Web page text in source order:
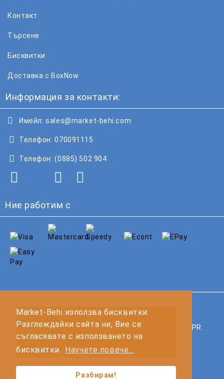
Market-Behi използва бисквитки.
Разглеждайки сайта ни, Вие се
съгласявате с използването на
бисквитки.
Научете повече...
Разбирам!
Контакт
Търсене
Бисквитки
Доставка с BoxNow
Информация за контакти:
Имейл: sales@market-behi.com
Телефон: 070091115
Телефон: (0885) 502 904
Ние работим с
Нашият онлайн магазин е 100% съобразен с GDPR.
Моите лични данни